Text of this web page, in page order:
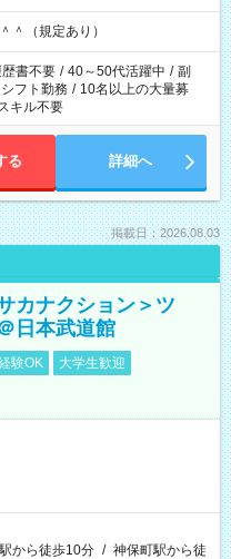
（規定あり）
歴書不要 / 40～50代活躍中 / 副
シフト勤務 / 10名以上の大量募
キル不要
る 詳細へ
掲載日：2026.08.03
カナクション＞ツ
日本武道館
験OK
大学生歓迎
から徒歩10分 / 神保町駅から徒